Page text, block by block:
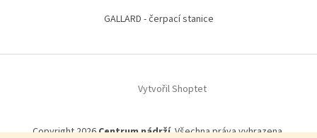
GALLARD - čerpací stanice
Vytvořil Shoptet
Copyright 2026Centrum nádrží. Všechna práva vyhrazena.